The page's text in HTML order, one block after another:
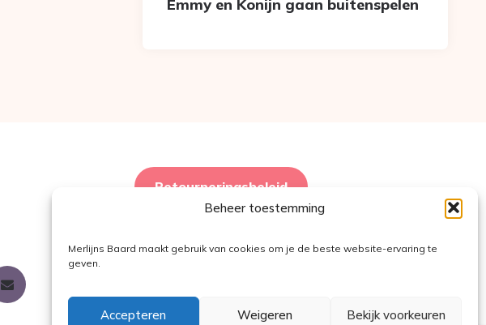
Beheer toestemming
Merlijns Baard maakt gebruik van cookies om je de beste website-ervaring te
geven.
Accepteren Weigeren Bekijk voorkeuren
Emmy en Konijn gaan buitenspelen
Retourneringsbeleid